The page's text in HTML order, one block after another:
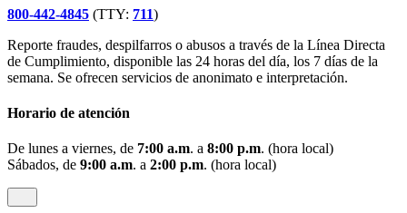
800-442-4845 (TTY: 711)
Reporte fraudes, despilfarros o abusos a través de la Línea Directa
de Cumplimiento, disponible las 24 horas del día, los 7 días de la
semana. Se ofrecen servicios de anonimato e interpretación.
Horario de atención
De lunes a viernes, de 7:00 a.m. a 8:00 p.m. (hora local)
Sábados, de 9:00 a.m. a 2:00 p.m. (hora local)